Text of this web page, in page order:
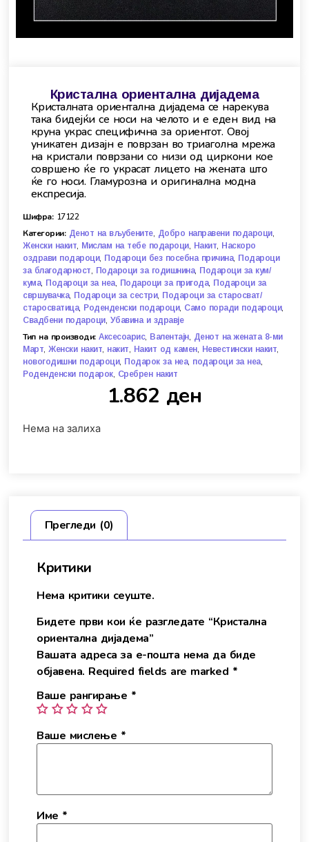
Кристална ориентална дијадема
Кристалната ориентална дијадема се нарекува
така бидејќи се носи на челото и е еден вид на
круна украс специфична за ориентот. Овој
уникатен дизајн е поврзан во триаголна мрежа
на кристали поврзани со низи од циркони кое
совршено ќе го украсат лицето на жената што
ќе го носи. Гламурозна и оригинална модна
експресија.
Шифра: 17122
Категории: Денот на вљубените, Добро направени подароци,
Женски накит, Мислам на тебе подароци, Накит, Наскоро
оздрави подароци, Подароци без посебна причина, Подароци
за благодарност, Подароци за годишнина, Подароци за кум/
кума, Подароци за неа, Подароци за пригода, Подароци за
свршувачка, Подароци за сестри, Подароци за старосват/
старосватица, Роденденски подароци, Само поради подароци,
Свадбени подароци, Убавина и здравје
Тип на производи: Аксесоарис, Валентајн, Денот на жената 8-ми
Март,Женски накит, накит, Накит од камен, Невестински накит,
новогодишни подароци, Подарок за неа, подароци за неа,
Роденденски подарок, Сребрен накит
1.862 ден
Нема на залиха
Прегледи (0)
Критики
Нема критики сеуште.
Бидете први кои ќе разгледате “Кристална
ориентална дијадема”
Вашата адреса за е-пошта нема да биде
објавена. Required fields are marked *
Ваше рангирање *
Ваше мислење *
Име *